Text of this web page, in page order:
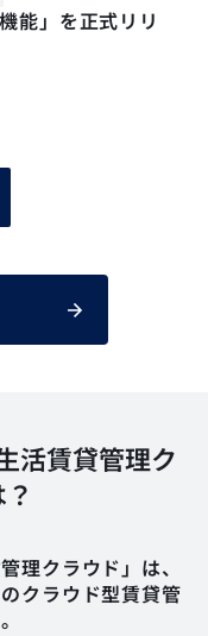
能」を正式リリ
活賃貸管理ク
理クラウド」は、
クラウド型賃貸管